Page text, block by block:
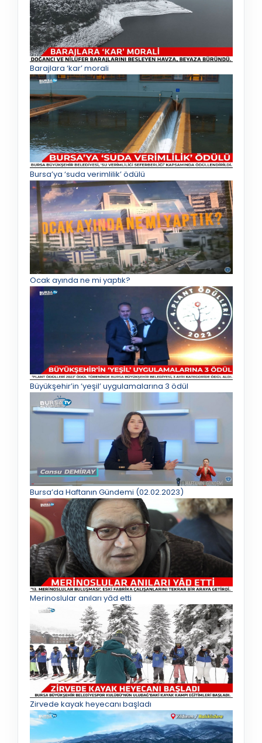
Barajlara ‘kar’ morali
Bursa’ya ‘suda verimlilik’ ödülü
Ocak ayında ne mi yaptık?
Büyükşehir’in ‘yeşil’ uygulamalarına 3 ödül
Bursa’da Haftanın Gündemi (02.02.2023)
Merinoslular anıları yâd etti
Zirvede kayak heyecanı başladı